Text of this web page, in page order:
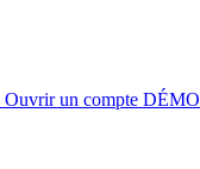
Ouvrir un compte DÉMO